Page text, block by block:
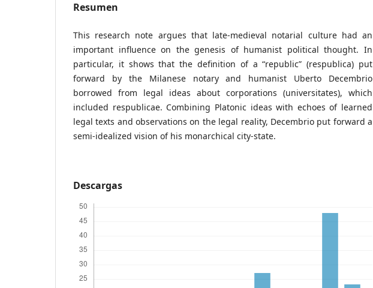
Resumen
This research note argues that late-medieval notarial culture had an
important influence on the genesis of humanist political thought. In
particular, it shows that the definition of a “republic” (respublica) put
forward by the Milanese notary and humanist Uberto Decembrio
borrowed from legal ideas about corporations (universitates), which
included respublicae. Combining Platonic ideas with echoes of learned
legal texts and observations on the legal reality, Decembrio put forward a
semi-idealized vision of his monarchical city-state.
Descargas